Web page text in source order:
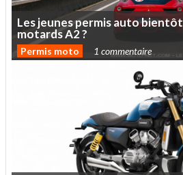
Lesjeunespermisautobientôt
motardsA2?
Permis moto 1 commentaire